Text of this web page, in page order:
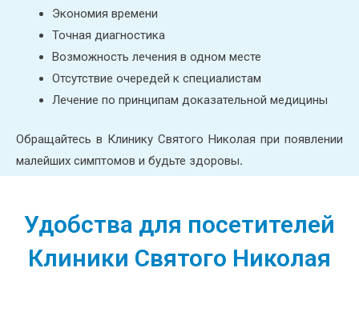
Экономия времени
Точная диагностика
Возможностьлечения в одномместе
Отсутствиеочередей к специалистам
Лечение попринципам доказательной медицины
Обращайтесь в Клинику Святого Николая при появлении
малейших симптомов и будьте здоровы.
Удобства для посетителей
Клиники Святого Николая